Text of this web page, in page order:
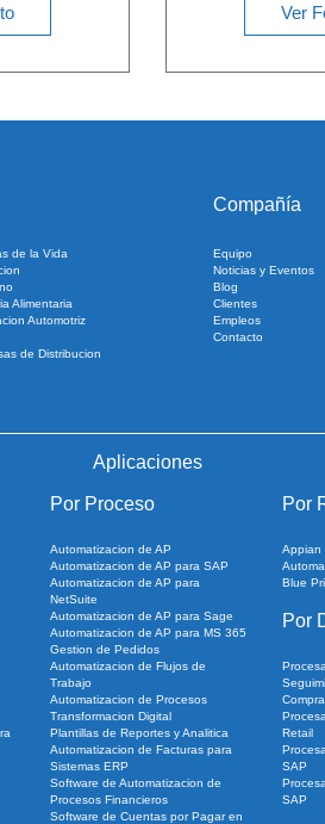
Ver
de la Vida
Alimentaria
Automotriz
de Distribucion
Compañía
Equipo
Noticias y Eventos
Blog
Clientes
Empleos
Contacto
Aplicaciones
Por Proceso
Automatizacion de AP
Automatizacion de AP para SAP
Automatizacion de AP para
NetSuite
Automatizacion de AP para Sage
Automatizacion de AP para MS 365
Gestion de Pedidos
Automatizacion de Flujos de
Trabajo
Automatizacion de Procesos
Transformacion Digital
Plantillas de Reportes y Analitica
Automatizacion de Facturas para
Sistemas ERP
Software de Automatizacion de
Procesos Financieros
Software de Cuentas por Pagar en
Por
Appian
Blue
Por
Compra
Retail
SAP
SAP